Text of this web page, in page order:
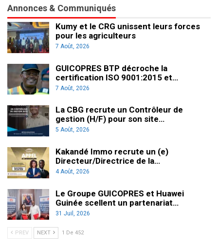
Annonces & Communiqués
Kumy et le CRG unissent leurs forces
pour les agriculteurs
7 Août, 2026
GUICOPRES BTP décroche la
certification ISO 9001:2015 et…
7 Août, 2026
La CBG recrute un Contrôleur de
gestion (H/F) pour son site…
5 Août, 2026
Kakandé Immo recrute un (e)
Directeur/Directrice de la…
4 Août, 2026
Le Groupe GUICOPRES et Huawei
Guinée scellent un partenariat…
31 Juil, 2026
PREV NEXT 1 De 452